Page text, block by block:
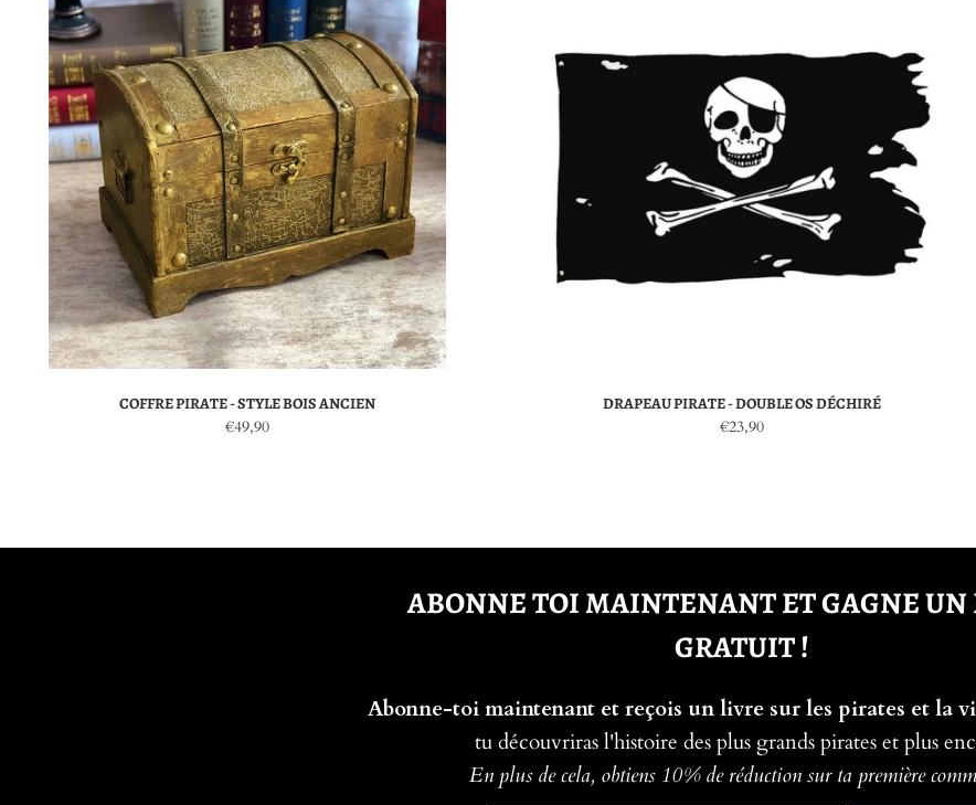
COFFRE PIRATE - STYLE BOIS ANCIEN
€49,90
DRAPEAU PIRATE - DOUBLE OS DÉCHIRÉ
€23,90
ABONNE TOI MAINTENANT ET GAGNE UN
GRATUIT !
Abonne-toi maintenant et reçois un livre sur les pirates et la
tu découvriras l'histoire des plus grands pirates et plus
En plus de cela, obtiens 10% de réduction sur ta première